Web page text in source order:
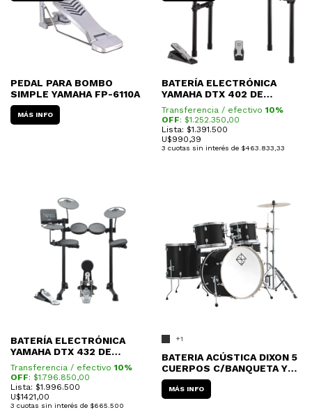
PEDAL PARA BOMBO
SIMPLE YAMAHA FP-6110A
MÁS INFO
BATERÍA ELECTRÓNICA
YAMAHA DTX 402 DE
CORRAL
Transferencia / efectivo 10%
OFF: $1.252.350,00
Lista: $1.391.500
U$990,39
3 cuotas sin interés de $463.833,33
BATERÍA ELECTRÓNICA
YAMAHA DTX 432 DE
CORRAL
Transferencia / efectivo 10%
OFF: $1.796.850,00
Lista: $1.996.500
U$1421,00
3 cuotas sin interés de $665.500
+1
BATERIA ACÚSTICA DIXON 5
CUERPOS C/BANQUETA Y
PLATILLOS
MÁS INFO